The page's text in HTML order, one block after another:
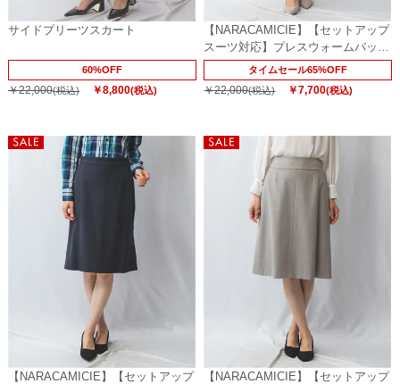
サイドプリーツスカート
60%OFF
￥22,000(税込) ￥8,800(税込)
【NARACAMICIE】【セットアップ
スーツ対応】プレスウォームバック
フレアタイトスカート
タイムセール65%OFF
￥22,000(税込) ￥7,700(税込)
【NARACAMICIE】【セットアップ
【NARACAMICIE】【セットアップ